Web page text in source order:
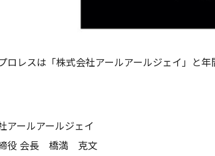
ロレスは「株式会社アールアールジェイ」と
アールアールジェイ
役 会長 橋満 克文